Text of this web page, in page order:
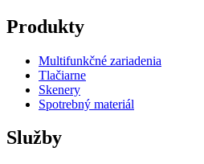
Produkty
Multifunkčné zariadenia
Tlačiarne
Skenery
Spotrebný materiál
Služby